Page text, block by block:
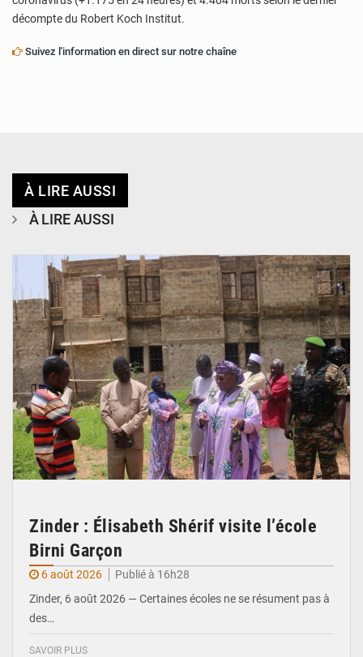
décompte du Robert Koch Institut.
Suivez l'information en direct sur notre chaîne
À LIRE AUSSI
À LIRE AUSSI
Zinder : Élisabeth Shérif visite l’école
Birni Garçon
6 août 2026
Publié à 16h28
Zinder, 6 août 2026 — Certaines écoles ne se résument pas à
des…
SAVOIR PLUS